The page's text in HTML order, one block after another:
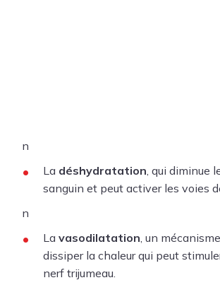
n
La déshydratation, qui diminue
sanguin et peut activer les voies
n
La vasodilatation, un
dissiper la chaleur qui peut
nerf trijumeau.